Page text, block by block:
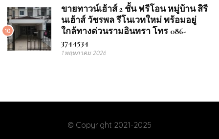
10
ขายทาวน์เฮ้าส์ 2 ชั้น ฟรีโอน หมู่บ้าน สิรี
นเฮ้าส์ วัชรพล รีโนเวทใหม่ พร้อมอยู่
ใกล้ทางด่วนรามอินทรา โทร 086-
3744534
1 พฤษภาคม 2026
© Copyright 2021-2025